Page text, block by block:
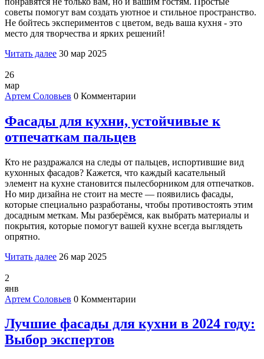
советы помогут вам создать уютное и стильное пространство.
Не бойтесь экспериментов с цветом, ведь ваша кухня - это
место для творчества и ярких решений!
Читать далее 30 мар 2025
26
мар
Артем Соловьев 0 Комментарии
Фасады для кухни, устойчивые к
отпечаткам пальцев
Кто не раздражался на следы от пальцев, испортившие вид
кухонных фасадов? Кажется, что каждый касательный
элемент на кухне становится пылесборником для отпечатков.
Но мир дизайна не стоит на месте — появились фасады,
которые специально разработаны, чтобы противостоять этим
досадным меткам. Мы разберёмся, как выбрать материалы и
покрытия, которые помогут вашей кухне всегда выглядеть
опрятно.
Читать далее 26 мар 2025
2
янв
Артем Соловьев 0 Комментарии
Лучшие фасады для кухни в 2024 году:
Выбор экспертов